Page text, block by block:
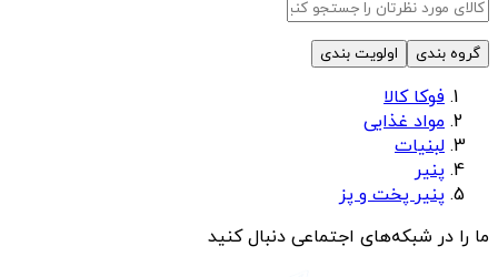
گروه بندی اولویت بندی
فوکا کالا
مواد غذایی
لبنیات
پنیر
پنیر پخت و پز
ما را در شبکه‌های اجتماعی دنبال کنید